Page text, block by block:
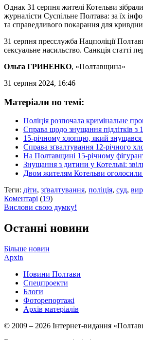
Однак 31 серпня жителі Котельви
журналісти Суспільне Полтава: за їх
та справедливого покарання для
31 серпня пресслужба Нацполіції
сексуальне насильство. Санкція статті
Ольга ГРИНЕНКО, «Полтавщина»
31 серпня 2024, 16:46
Матеріали по темі:
Поліція розпочала кримінальне
Справа щодо знущання підлітків з
15-річному хлопцю, який знущався
Справа зґвалтування 12-річного
На Полтавщині 15-річному
Знущання з дитини у Котельві:
Двом жителям Котельви оголосили
Теги: діти, зґвалтування, поліція, суд,
Коментарі (19)
Вислови свою думку!
Останні новини
Більше новин
Архів
Новини Полтави
Спецпроекти
Блоги
Фоторепортажі
Архів матеріалів
© 2009 – 2026 Інтернет-видання